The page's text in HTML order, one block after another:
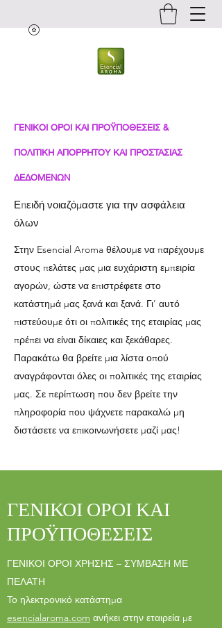
ΓΕΝΙΚΟΙ ΟΡΟΙ ΚΑΙ ΠΡΟΫΠΟΘΕΣΕΙΣ &
ΠΟΛΙΤΙΚΗ ΑΠΟΡΡΗΤΟΥ ΚΑΙ ΠΡΟΣΤΑΣΙΑΣ
ΔΕΔΟΜΕΝΩΝ
Επειδή νοιαζόμαστε για την ασφάλεια
όλων
Στην Esencial Aroma θέλουμε να παρέχουμε
στους πελάτες μας μια ευχάριστη εμπειρία
αγορών, ώστε να επιστρέφετε στο
κατάστημά μας ξανά και ξανά. Γι’ αυτό
πιστεύουμε ότι οι πολιτικές της εταιρίας μας
πρέπει να είναι δίκαιες και ξεκάθαρες.
Παρακάτω θα βρείτε μια λίστα οπού
αναγράφονται όλες οι πολιτικές της εταιρίας
μας. Σε περίπτωση που δεν βρείτε την
πληροφορία που ψάχνετε παρακαλώ μη
διστάσετε να επικοινωνήσετε μαζί μας!
ΓΕΝΙΚΟΙ ΟΡΟΙ ΚΑΙ
ΠΡΟΫΠΟΘΕΣΕΙΣ
ΓΕΝΙΚΟΙ ΟΡΟΙ ΧΡΗΣΗΣ – ΣΥΜΒΑΣΗ ΜΕ
ΠΕΛΑΤΗ
Το ηλεκτρονικό κατάστημα
esencialaroma.com ανήκει στην εταιρεία με